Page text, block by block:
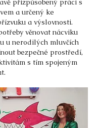
přizpůsobený práci s
a určený ke
a výslovnosti.
věnovat nácviku
u nerodilých mluvčích
bezpečné prostředí,
s tím spojeným